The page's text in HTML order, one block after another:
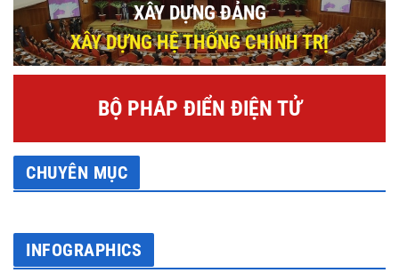
XÂY DỰNG ĐẢNG
XÂY DỰNG HỆ THỐNG CHÍNH TRỊ
BỘ PHÁP ĐIỂN ĐIỆN TỬ
CHUYÊN MỤC
INFOGRAPHICS